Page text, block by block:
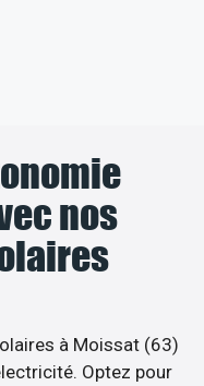
nos
à Moissat (63)
Optez pour